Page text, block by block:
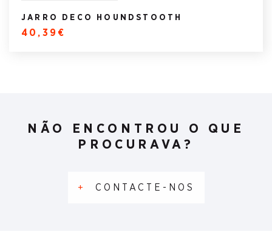
JARRO DECO HOUNDSTOOTH
40,39€
NÃO ENCONTROU O QUE
PROCURAVA?
+ CONTACTE-NOS